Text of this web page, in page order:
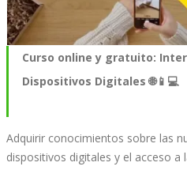
Curso online y gratuito:
Dispositivos Digitales 🌐📱💻
Adquirir conocimientos sobre las
dispositivos digitales y el acceso